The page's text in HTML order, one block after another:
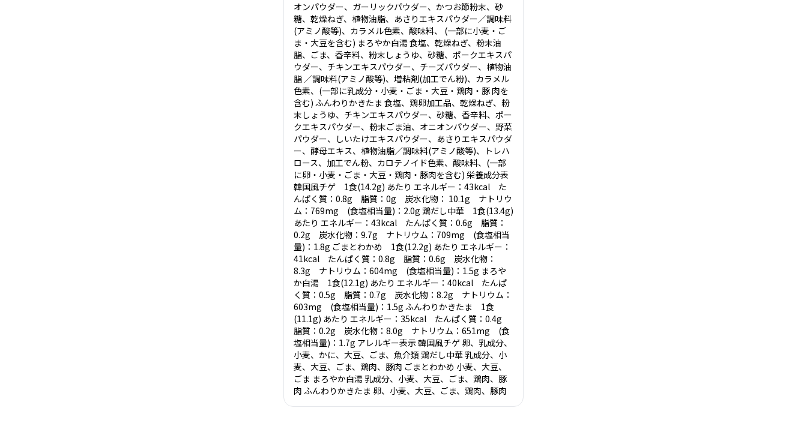
オンパウダー、ガーリックパウダー、かつお節粉末、砂
糖、乾燥ねぎ、植物油脂、あさりエキスパウダー／調味料
(アミノ酸等)、カラメル色素、酸味料、 (一部に小麦・ご
ま・大豆を含む) まろやか白湯 食塩、乾燥ねぎ、粉末油
脂、ごま、香辛料、粉末しょうゆ、砂糖、ポークエキスパ
ウダー、チキンエキスパウダー、チーズパウダー、植物油
脂 ／調味料(アミノ酸等)、増粘剤(加工でん粉)、カラメル
色素、(一部に乳成分・小麦・ごま・大豆・鶏肉・豚 肉を
含む) ふんわりかきたま 食塩、鶏卵加工品、乾燥ねぎ、粉
末しょうゆ、チキンエキスパウダー、砂糖、香辛料、ポー
クエキスパウダー、粉末ごま油、オニオンパウダー、野菜
パウダー、しいたけエキスパウダー、あさりエキスパウダ
ー、酵母エキス、植物油脂／調味料(アミノ酸等)、トレハ
ロース、加工でん粉、カロテノイド色素、酸味料、(一部
に卵・小麦・ごま・大豆・鶏肉・豚肉を含む) 栄養成分表
韓国風チゲ 1食(14.2g) あたり エネルギー：43kcal た
んぱく質：0.8g 脂質：0g 炭水化物： 10.1g ナトリウ
ム：769mg (食塩相当量)：2.0g 鶏だし中華 1食(13.4g)
あたり エネルギー：43kcal たんぱく質：0.6g 脂質：
0.2g 炭水化物：9.7g ナトリウム：709mg (食塩相当
量)：1.8g ごまとわかめ 1食(12.2g) あたり エネルギー：
41kcal たんぱく質：0.8g 脂質：0.6g 炭水化物：
8.3g ナトリウム：604mg (食塩相当量)：1.5g まろや
か白湯 1食(12.1g) あたり エネルギー：40kcal たんぱ
く質：0.5g 脂質：0.7g 炭水化物：8.2g ナトリウム：
603mg (食塩相当量)：1.5g ふんわりかきたま 1食
(11.1g) あたり エネルギー：35kcal たんぱく質：0.4g
脂質：0.2g 炭水化物：8.0g ナトリウム：651mg (食
塩相当量)：1.7g アレルギー表示 韓国風チゲ 卵、乳成分、
小麦、かに、大豆、ごま、魚介類 鶏だし中華 乳成分、小
麦、大豆、ごま、鶏肉、豚肉 ごまとわかめ 小麦、大豆、
ごま まろやか白湯 乳成分、小麦、大豆、ごま、鶏肉、豚
肉 ふんわりかきたま 卵、小麦、大豆、ごま、鶏肉、豚肉